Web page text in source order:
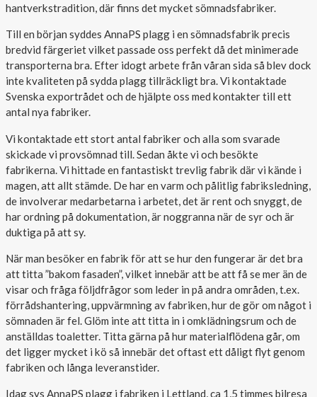
hantverkstradition, där finns det mycket sömnadsfabriker.
Till en början syddes AnnaPS plagg i en sömnadsfabrik precis
bredvid färgeriet vilket passade oss perfekt då det minimerade
transporterna bra. Efter idogt arbete från våran sida så blev dock
inte kvaliteten på sydda plagg tillräckligt bra. Vi kontaktade
Svenska exportrådet och de hjälpte oss med kontakter till ett
antal nya fabriker.
Vi kontaktade ett stort antal fabriker och alla som svarade
skickade vi provsömnad till. Sedan åkte vi och besökte
fabrikerna. Vi hittade en fantastiskt trevlig fabrik där vi kände i
magen, att allt stämde. De har en varm och pålitlig fabriksledning,
de involverar medarbetarna i arbetet, det är rent och snyggt, de
har ordning på dokumentation, är noggranna när de syr och är
duktiga på att sy.
När man besöker en fabrik för att se hur den fungerar är det bra
att titta ”bakom fasaden”, vilket innebär att be att få se mer än de
visar och fråga följdfrågor som leder in på andra områden, t.ex.
förrådshantering, uppvärmning av fabriken, hur de gör om något i
sömnaden är fel. Glöm inte att titta in i omklädningsrum och de
anställdas toaletter. Titta gärna på hur materialflödena går, om
det ligger mycket i kö så innebär det oftast ett dåligt flyt genom
fabriken och långa leveranstider.
Idag sys AnnaPS plagg i fabriken i Lettland, ca 1,5 timmes bilresa